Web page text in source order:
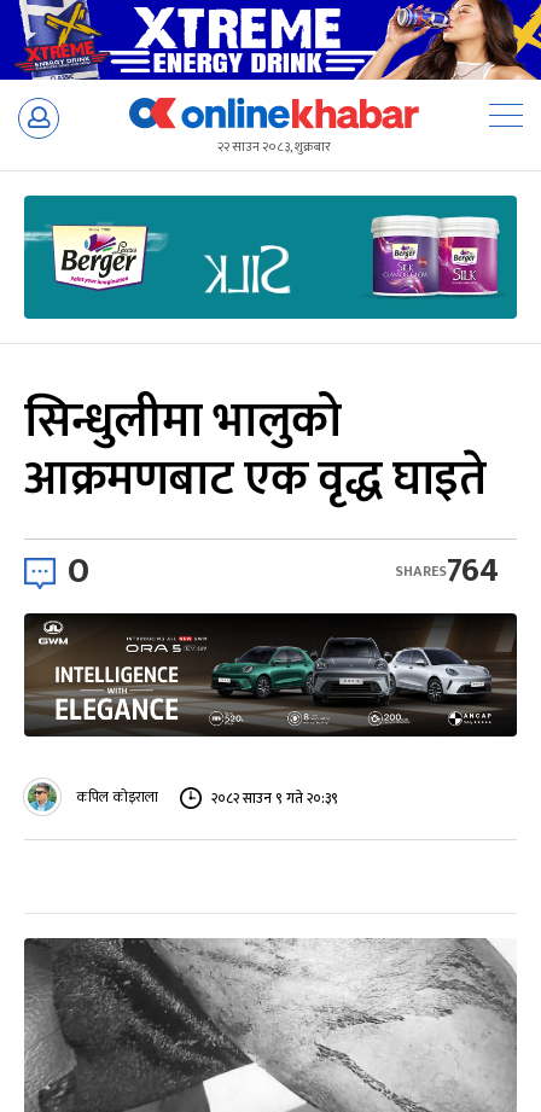
Skip
२२ साउन २०८३, शुक्रबार
सिन्धुलीमा भालुको
आक्रमणबाट एक वृद्ध घाइते
0 764
SHARES
कपिल कोइराला २०८२ साउन ९ गते २०:३९